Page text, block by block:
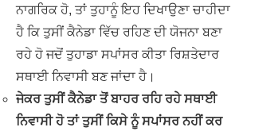
ਨਾਗਰਿਕ ਹੋ, ਤਾਂ ਤੁਹਾਨੂੰ ਇਹ ਦਿਖਾਉਣਾ ਚਾਹੀਦਾ
ਹੈ ਕਿ ਤੁਸੀਂ ਕੈਨੇਡਾ ਵਿੱਚ ਰਹਿਣ ਦੀ ਯੋਜਨਾ ਬਣਾ
ਰਹੇ ਹੋ ਜਦੋਂ ਤੁਹਾਡਾ ਸਪਾਂਸਰ ਕੀਤਾ ਰਿਸ਼ਤੇਦਾਰ
ਸਥਾਈ ਨਿਵਾਸੀ ਬਣ ਜਾਂਦਾ ਹੈ।
ਜੇਕਰ ਤੁਸੀਂ ਕੈਨੇਡਾ ਤੋਂ ਬਾਹਰ ਰਹਿ ਰਹੇ ਸਥਾਈ
ਨਿਵਾਸੀ ਹੋ ਤਾਂ ਤੁਸੀਂ ਕਿਸੇ ਨੂੰ ਸਪਾਂਸਰ ਨਹੀਂ ਕਰ